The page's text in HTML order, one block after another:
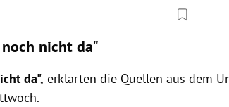
nicht da"
da", erklärten die Quellen aus dem